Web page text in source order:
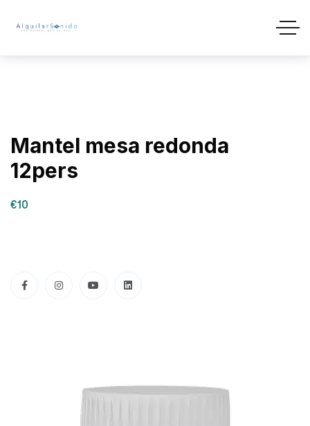
Mantel mesa redonda
12pers
€10